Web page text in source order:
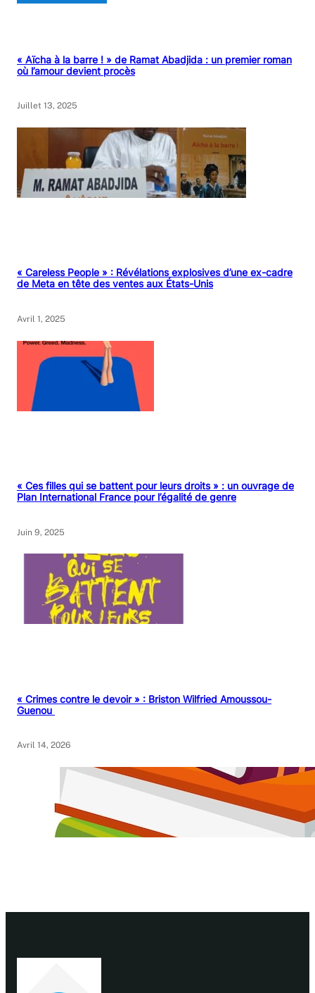
« Aïcha à la barre ! » de Ramat Abadjida : un premier roman
où l’amour devient procès
Juillet 13, 2025
« Careless People » : Révélations explosives d’une ex-cadre
de Meta en tête des ventes aux États-Unis
Avril 1, 2025
« Ces filles qui se battent pour leurs droits » : un ouvrage de
Plan International France pour l’égalité de genre
Juin 9, 2025
« Crimes contre le devoir » : Briston Wilfried Amoussou-
Guenou
Avril 14, 2026